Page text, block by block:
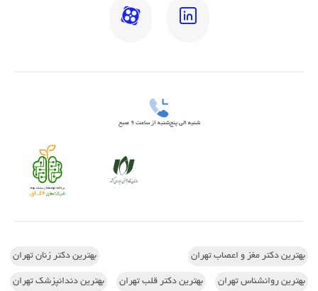
شنبه الی پنج‌شنبه از ساعت 9 صبح
بهترین دکتر مغز و اعصاب تهران بهترین دکتر زنان تهران
بهترین روانشناس تهران بهترین دکتر قلب تهران بهترین دندانپزشک تهران